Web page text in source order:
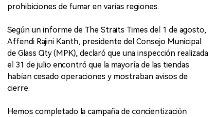
prohibiciones de fumar en varias regiones.
Según un informe de The Straits Times del 1 de agosto,
Affendi Rajini Kanth, presidente del Consejo Municipal
de Glass City (MPK), declaró que una inspección realizada
el 31 de julio encontró que la mayoría de las tiendas
habían cesado operaciones y mostraban avisos de
cierre.
Hemos completado la campaña de concientización